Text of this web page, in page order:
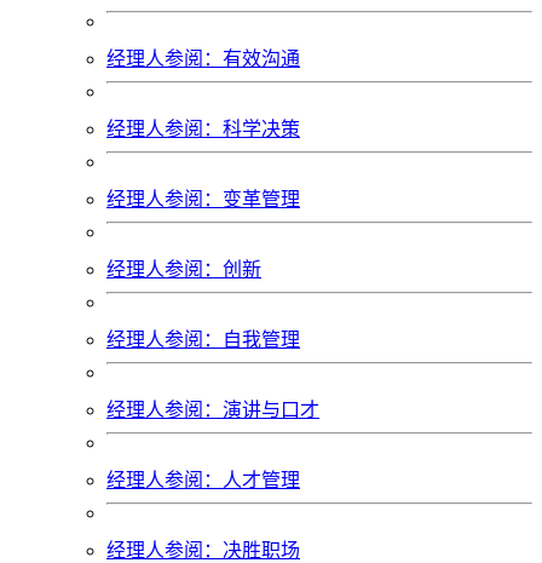
经理人参阅：有效沟通
经理人参阅：科学决策
经理人参阅：变革管理
经理人参阅：创新
经理人参阅：自我管理
经理人参阅：演讲与口才
经理人参阅：人才管理
经理人参阅：决胜职场